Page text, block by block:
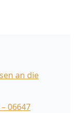
an die
06647